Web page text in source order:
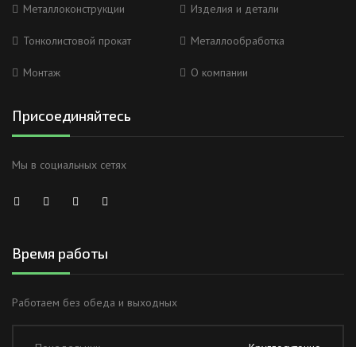
Металлоконструкции Изделия и детали
Тонколистовой прокат Металлообработка
Монтаж О компании
Присоединяйтесь
Мы в социальных сетях
Время работы
Работаем без обеда и выходных